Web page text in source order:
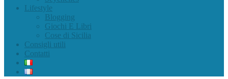
Lifestyle
Blogging
Giochi E Libri
Cose di Sicilia
Consigli utili
Contatti